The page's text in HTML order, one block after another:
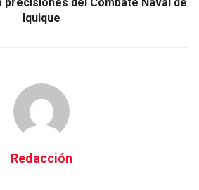
Iquique
Redacción